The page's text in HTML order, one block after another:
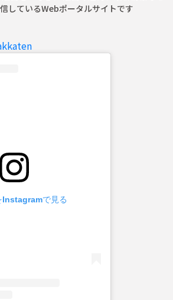
しているWebポータルサイトです
Instagramで見る